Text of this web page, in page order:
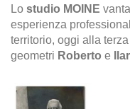
Lo studio MOINE
esperienza
territorio, oggi alla
geometri Roberto e